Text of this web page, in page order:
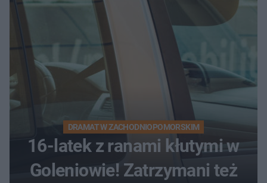
DRAMAT W ZACHODNIOPOMORSKIM
16-latek z ranami kłutymi w
Goleniowie! Zatrzymani też